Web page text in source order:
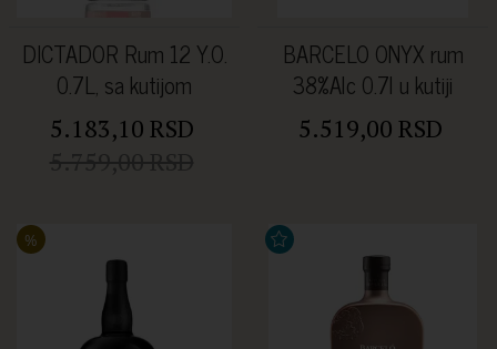
DICTADOR Rum 12 Y.O.
0.7L, sa kutijom
5.183,10 RSD
BARCELO ONYX rum
38%Alc 0.7l u kutiji
5.519,00 RSD
%